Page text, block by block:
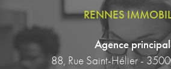
RENNES
Agence
88, Rue Saint-Hélier -